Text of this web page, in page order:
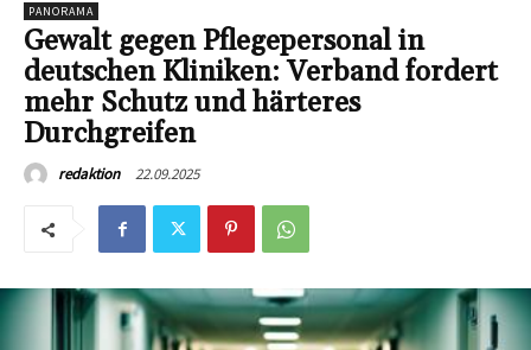
PANORAMA
Gewalt gegen Pflegepersonal in
deutschen Kliniken: Verband fordert
mehr Schutz und härteres
Durchgreifen
redaktion 22.09.2025